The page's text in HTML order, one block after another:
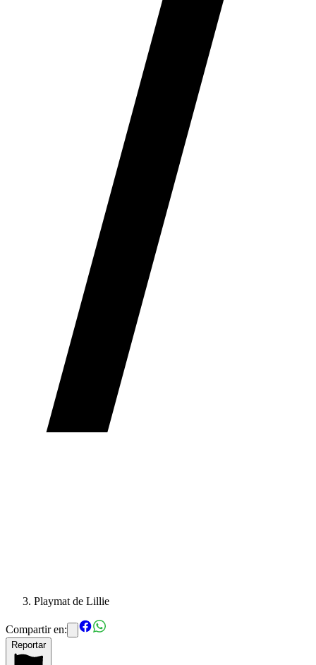
Playmat de Lillie
Compartir en:
Reportar